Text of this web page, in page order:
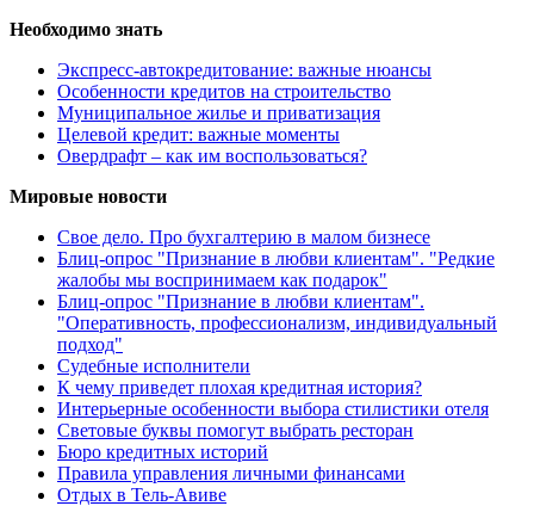
Необходимо знать
Экспресс-автокредитование: важные нюансы
Особенности кредитов на строительство
Муниципальное жилье и приватизация
Целевой кредит: важные моменты
Овердрафт – как им воспользоваться?
Мировые новости
Свое дело. Про бухгалтерию в малом бизнесе
Блиц-опрос "Признание в любви клиентам". "Редкие
жалобы мы воспринимаем как подарок"
Блиц-опрос "Признание в любви клиентам".
"Оперативность, профессионализм, индивидуальный
подход"
Судебные исполнители
К чему приведет плохая кредитная история?
Интерьерные особенности выбора стилистики отеля
Световые буквы помогут выбрать ресторан
Бюро кредитных историй
Правила управления личными финансами
Отдых в Тель-Авиве